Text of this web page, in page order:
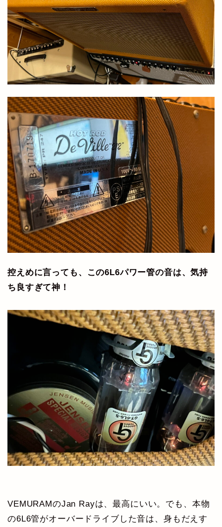
控えめに言っても、この6L6パワー管の音は、気持
ち良すぎて神！
VEMURAMのJan Rayは、最高にいい。でも、本物
の6L6管がオーバードライブした音は、身もだえす